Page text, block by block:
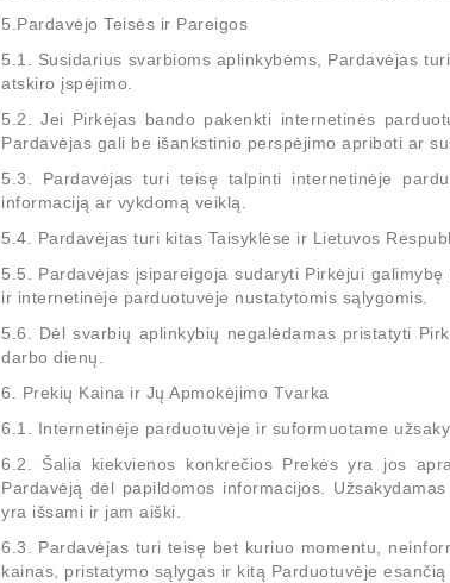
5.Pardavėjo Teisės ir Pareigos
5.1. Susidarius svarbioms aplinkybėms, Pardavėjas
atskiro įspėjimo.
5.2. Jei Pirkėjas bando pakenkti internetinės
Pardavėjas gali be išankstinio perspėjimo apriboti ar
5.3. Pardavėjas turi teisę talpinti internetinėje
informaciją ar vykdomą veiklą.
5.4. Pardavėjas turi kitas Taisyklėse ir Lietuvos
5.5. Pardavėjas įsipareigoja sudaryti Pirkėjui
ir internetinėje parduotuvėje nustatytomis sąlygomis.
5.6. Dėl svarbių aplinkybių negalėdamas pristatyti
darbo dienų.
6. Prekių Kaina ir Jų Apmokėjimo Tvarka
6.1. Internetinėje parduotuvėje ir suformuotame
6.2. Šalia kiekvienos konkrečios Prekės yra jos
Pardavėją dėl papildomos informacijos.
yra išsami ir jam aiški.
6.3. Pardavėjas turi teisę bet kuriuo momentu,
kainas, pristatymo sąlygas ir kitą Parduotuvėje